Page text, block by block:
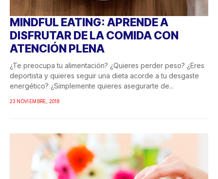
MINDFUL EATING: APRENDE A
DISFRUTAR DE LA COMIDA CON
ATENCIÓN PLENA
¿Te preocupa tu alimentación? ¿Quieres perder peso? ¿Eres
deportista y quieres seguir una dieta acorde a tu desgaste
energético? ¿Simplemente quieres asegurarte de...
23 NOVIEMBRE, 2018